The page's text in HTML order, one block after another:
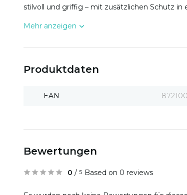
stilvoll und griffig – mit zusätzlichen Schutz
Mehr anzeigen
Produktdaten
EAN
Bewertungen
0 / 5 Based on 0 reviews